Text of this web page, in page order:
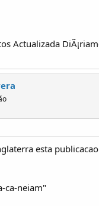
Actualizada
esta
ca-neiam"